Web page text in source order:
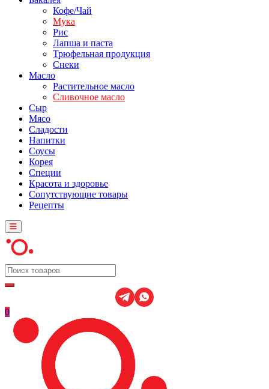
Кофе/Чай
Мука
Рис
Лапша и паста
Трюфельная продукция
Снеки
Масло
Растительное масло
Сливочное масло
Сыр
Мясо
Сладости
Напитки
Соусы
Корея
Специи
Красота и здоровье
Сопутствующие товары
Рецепты
0